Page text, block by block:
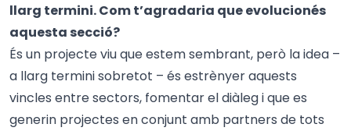
llarg termini. Com t’agradaria que evolucionés
aquesta secció?
És un projecte viu que estem sembrant, però la idea –
a llarg termini sobretot – és estrènyer aquests
vincles entre sectors, fomentar el diàleg i que es
generin projectes en conjunt amb partners de tots